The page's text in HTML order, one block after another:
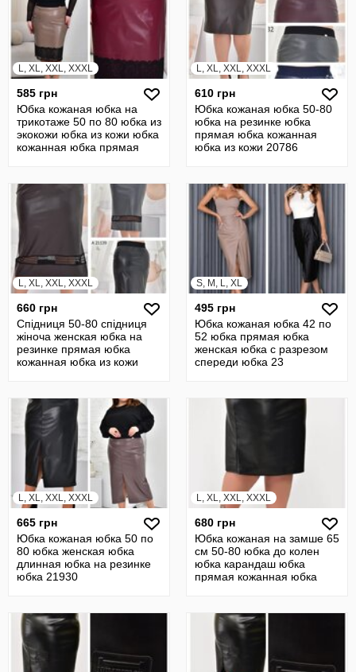
L, XL, XXL, XXXL
585 грн
Юбка кожаная юбка на
трикотаже 50 по 80 юбка из
экокожи юбка из кожи юбка
кожанная юбка прямая
L, XL, XXL, XXXL
610 грн
Юбка кожаная юбка 50-80
юбка на резинке юбка
прямая юбка кожанная
юбка из кожи 20786
L, XL, XXL, XXXL
660 грн
Спідниця 50-80 спідниця
жіноча женская юбка на
резинке прямая юбка
кожанная юбка из кожи
S, M, L, XL
495 грн
Юбка кожаная юбка 42 по
52 юбка прямая юбка
женская юбка с разрезом
спереди юбка 23
L, XL, XXL, XXXL
665 грн
Юбка кожаная юбка 50 по
80 юбка женская юбка
длинная юбка на резинке
юбка 21930
L, XL, XXL, XXXL
680 грн
Юбка кожаная на замше 65
см 50-80 юбка до колен
юбка карандаш юбка
прямая кожанная юбка